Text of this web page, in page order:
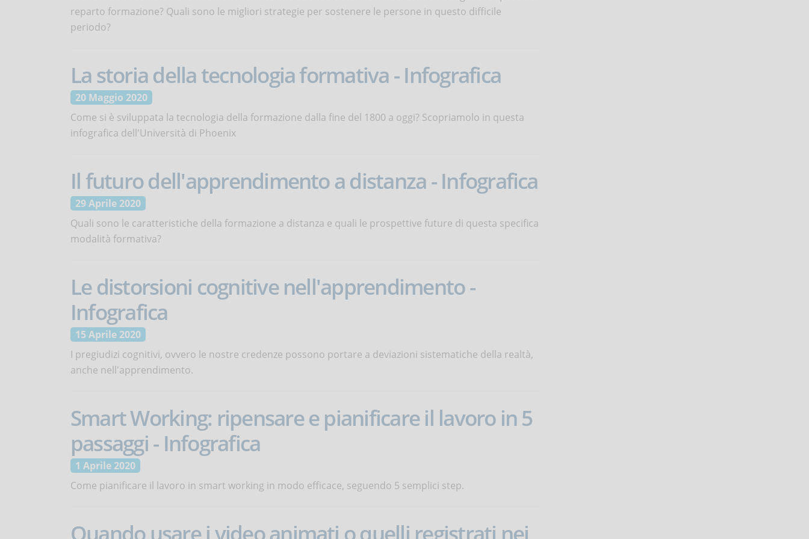
reparto formazione? Quali sono le migliori strategie per sostenere le persone in questo difficile
periodo?
La storia della tecnologia formativa - Infografica
20 Maggio 2020
Come si è sviluppata la tecnologia della formazione dalla fine del 1800 a oggi? Scopriamolo in questa
infografica dell'Università di Phoenix
Il futuro dell'apprendimento a distanza - Infografica
29 Aprile 2020
Quali sono le caratteristiche della formazione a distanza e quali le prospettive future di questa specifica
modalità formativa?
Le distorsioni cognitive nell'apprendimento -
Infografica
15 Aprile 2020
I pregiudizi cognitivi, ovvero le nostre credenze possono portare a deviazioni sistematiche della realtà,
anche nell'apprendimento.
Smart Working: ripensare e pianificare il lavoro in 5
passaggi - Infografica
1 Aprile 2020
Come pianificare il lavoro in smart working in modo efficace, seguendo 5 semplici step.
Quando usare i video animati o quelli registrati nei